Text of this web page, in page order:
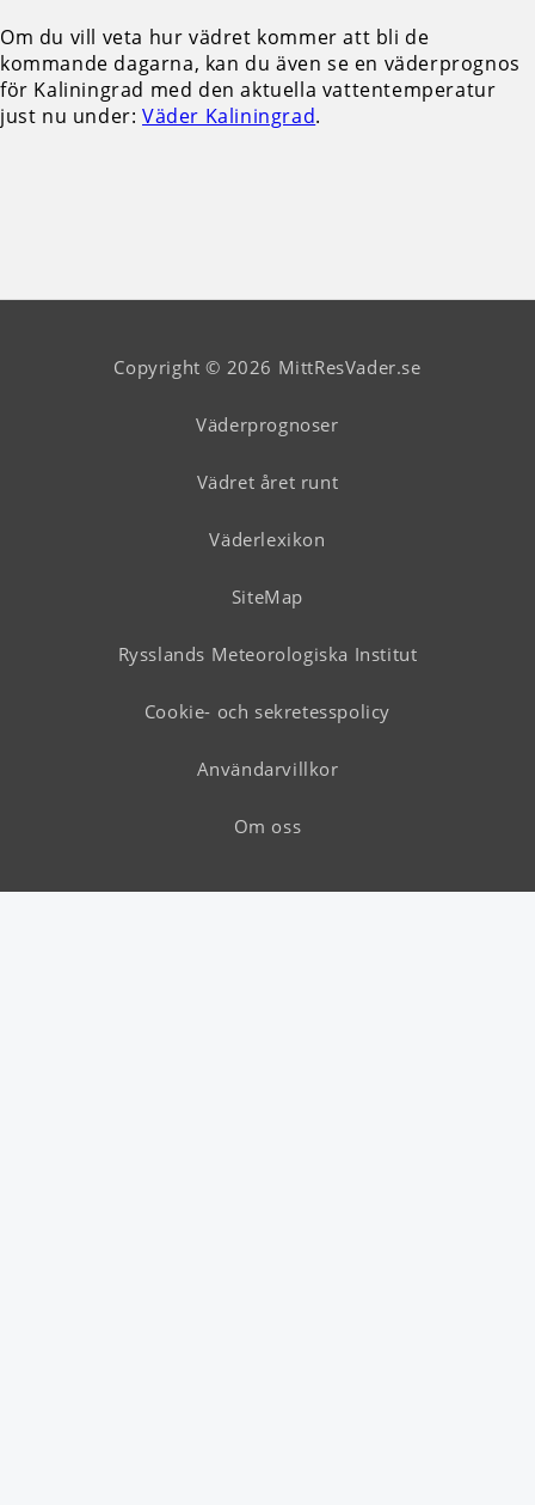
Om du vill veta hur vädret kommer att bli de
kommande dagarna, kan du även se en väderprognos
för Kaliningrad med den aktuella vattentemperatur
just nu under: Väder Kaliningrad.
Copyright © 2026 MittResVader.se
Väderprognoser
Vädret året runt
Väderlexikon
SiteMap
Rysslands Meteorologiska Institut
Cookie- och sekretesspolicy
Användarvillkor
Om oss